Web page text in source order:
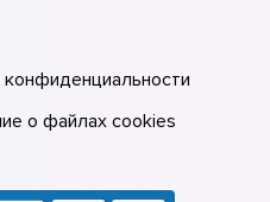
о файлах cookies